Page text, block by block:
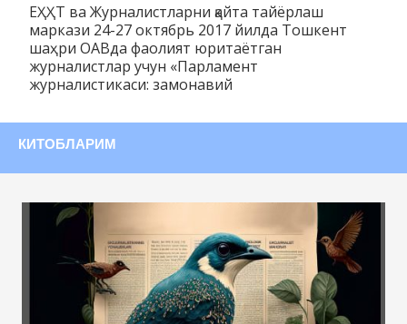
ЕҲҲТ ва Журналистларни қайта тайёрлаш
маркази 24-27 октябрь 2017 йилда Тошкент
шаҳри ОАВда фаолият юритаётган
журналистлар учун «Парламент
журналистикаси: замонавий
КИТОБЛАРИМ